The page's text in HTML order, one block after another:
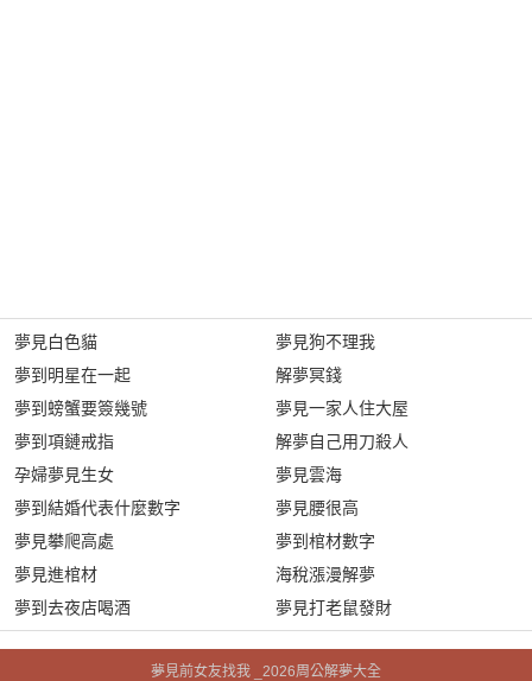
夢見白色貓
夢到明星在一起
夢到螃蟹要簽幾號
夢到項鏈戒指
孕婦夢見生女
夢到結婚代表什麼數字
夢見攀爬高處
夢見進棺材
夢到去夜店喝酒
夢見狗不理我
解夢冥錢
夢見一家人住大屋
解夢自己用刀殺人
夢見雲海
夢見腰很高
夢到棺材數字
海稅漲漫解夢
夢見打老鼠發財
夢見前女友找我 _2026周公解夢大全